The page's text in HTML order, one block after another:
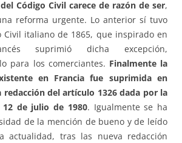
Código Civil carece de razón de ser,
reforma urgente. Lo anterior sí tuvo
Civil italiano de 1865, que inspirado en
suprimió dicha excepción,
para los comerciantes. Finalmente la
en Francia fue suprimida en
del artículo 1326 dada por la
12 de julio de 1980. Igualmente se ha
de la mención de bueno y de leído
actualidad, tras las nueva redacción